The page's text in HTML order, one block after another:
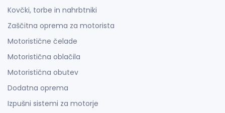
Kovčki, torbe in nahrbtniki
Zaščitna oprema za motorista
Motoristične čelade
Motoristična oblačila
Motoristična obutev
Dodatna oprema
Izpušni sistemi za motorje